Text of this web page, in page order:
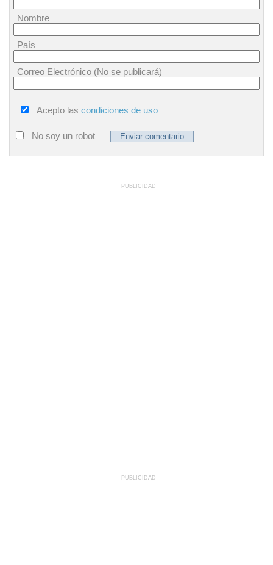
Nombre
País
Correo Electrónico (No se publicará)
Acepto las condiciones de uso
No soy un robot
PUBLICIDAD
PUBLICIDAD